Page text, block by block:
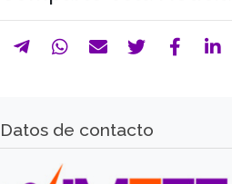
Datos de contacto